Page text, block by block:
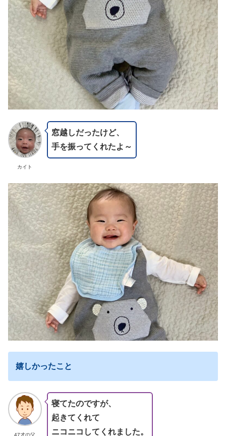
カイト
窓越しだったけど、
手を振ってくれたよ～
嬉しかったこと
47才の父
寝てたのですが、
起きてくれて
ニコニコしてくれました。